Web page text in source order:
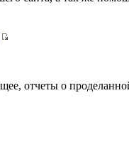
отчеты о